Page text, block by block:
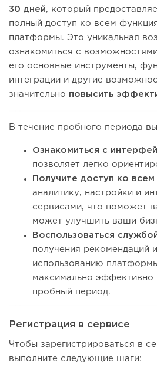
30 дней, который
полный доступ ко всем
платформы. Это уникальная
ознакомиться с
его основные инструменты,
интеграции и другие
значительно повысить
В течение пробного периода
Ознакомиться с
позволяет легко
Получите доступ ко
аналитику, настройки и
сервисами, что поможет
может улучшить ваши
Воспользоваться
получения рекомендаций
использованию
максимально эффективно
пробный период.
Регистрация в сервисе
Чтобы зарегистрироваться в
выполните следующие шаги: